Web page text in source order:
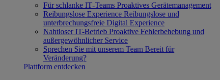
Für schlanke IT‐Teams Proaktives Gerätemanagement
Reibungslose Experience Reibungslose und
unterbrechungsfreie Digital Experience
Nahtloser IT-Betrieb Proaktive Fehlerbehebung und
außergewöhnlicher Service
Sprechen Sie mit unserem Team Bereit für
Veränderung?
Plattform entdecken